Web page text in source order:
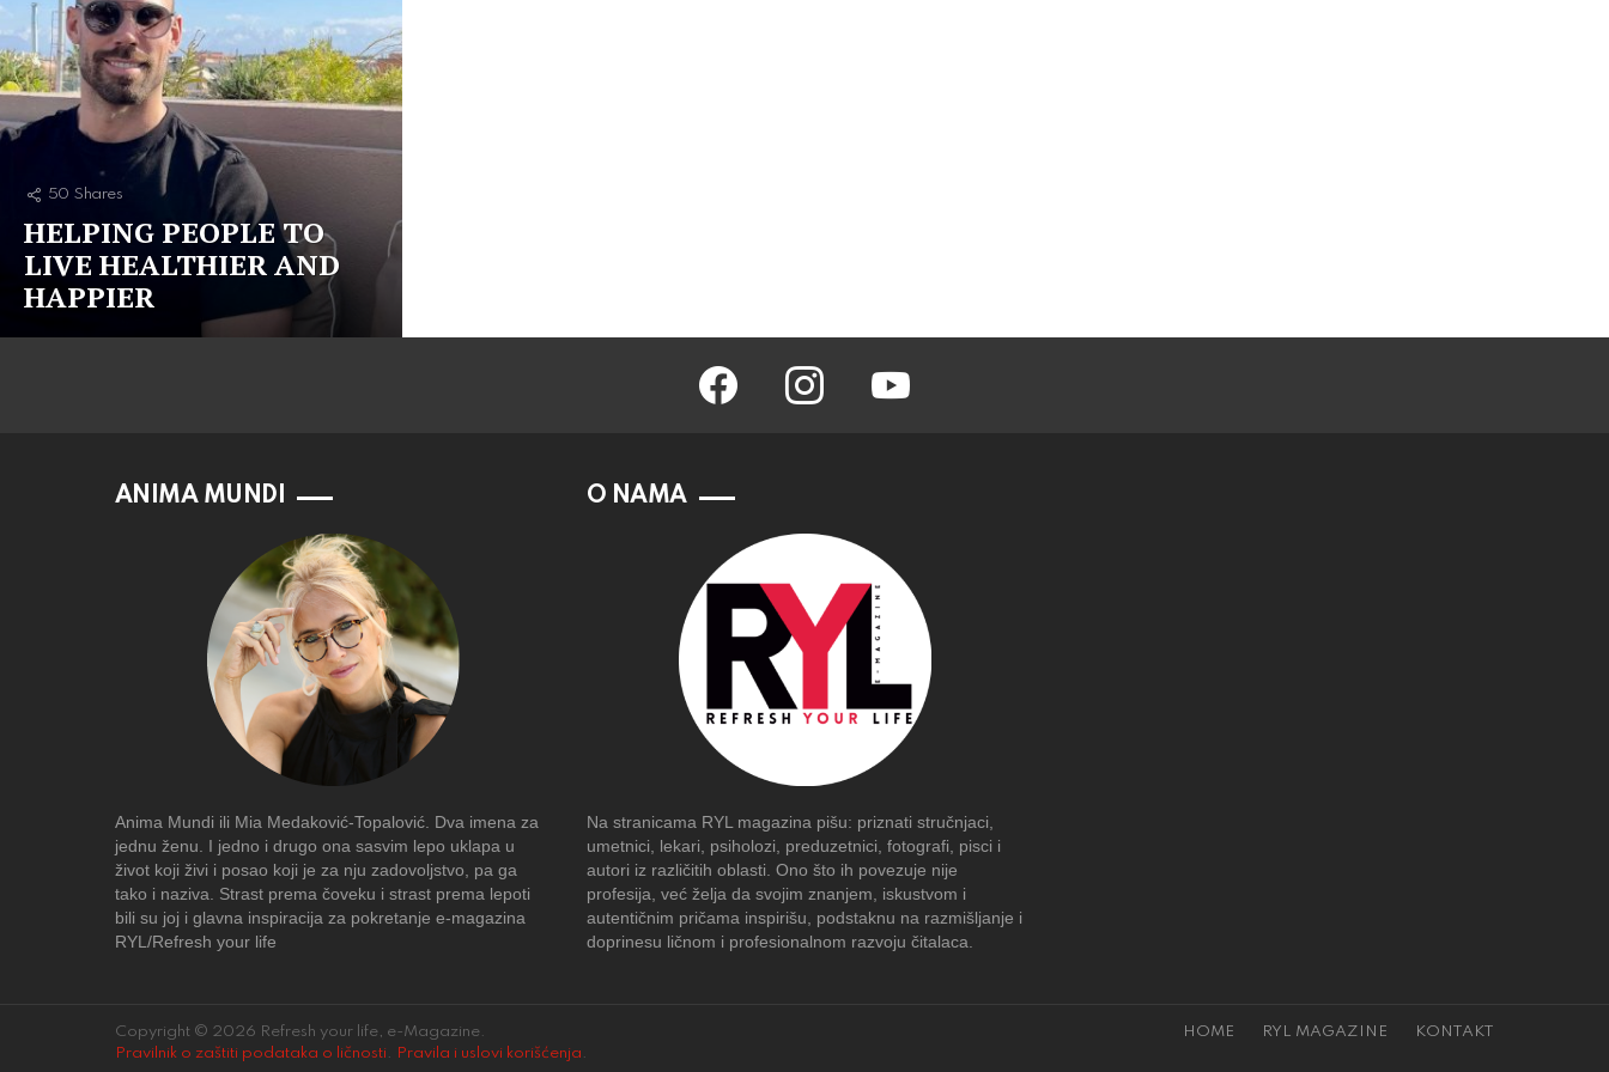
50 Shares
HELPING PEOPLE TO
LIVE HEALTHIER AND
HAPPIER
facebook instagram youtube
ANIMA MUNDI
Anima Mundi ili Mia Medaković-Topalović. Dva imena za
jednu ženu. I jedno i drugo ona sasvim lepo uklapa u
život koji živi i posao koji je za nju zadovoljstvo, pa ga
tako i naziva. Strast prema čoveku i strast prema lepoti
bili su joj i glavna inspiracija za pokretanje e-magazina
RYL/Refresh your life
O NAMA
Na stranicama RYL magazina pišu: priznati stručnjaci,
umetnici, lekari, psiholozi, preduzetnici, fotografi, pisci i
autori iz različitih oblasti. Ono što ih povezuje nije
profesija, već želja da svojim znanjem, iskustvom i
autentičnim pričama inspirišu, podstaknu na razmišljanje i
doprinesu ličnom i profesionalnom razvoju čitalaca.
Copyright © 2026 Refresh your life, e-Magazine.
Pravilnik o zaštiti podataka o ličnosti . Pravila i uslovi korišćenja .
HOME RYL MAGAZINE KONTAKT